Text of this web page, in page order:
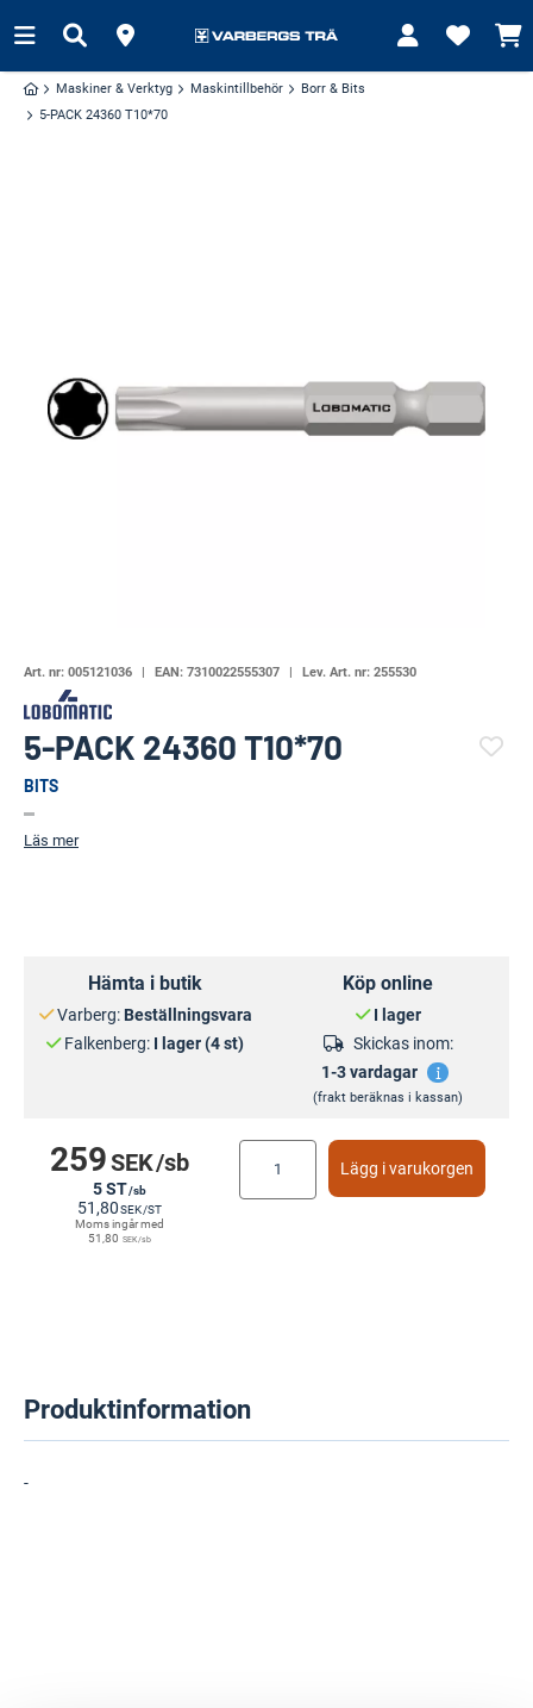
Maskiner & Verktyg Maskintillbehör
Borr & Bits
5-PACK 24360 T10*70
Art. nr: 005121036 EAN: 7310022555307 Lev. Art. nr: 255530
5-PACK 24360 T10*70
BITS
Läs mer
Hämta i butik
Varberg: Beställningsvara
Falkenberg: I lager (4 st)
Köp online
I lager
Skickas inom:
1-3 vardagar
(frakt beräknas i kassan)
259SEK/sb
5 ST/sb
51,80SEK/ST
Moms ingår med
51,80 SEK/sb
Lägg i varukorgen
Produktinformation
-